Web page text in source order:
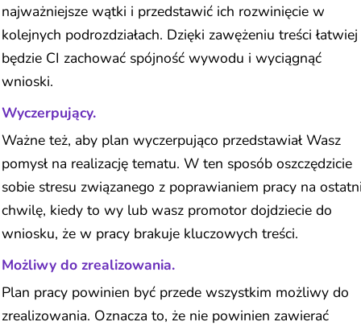
najważniejsze wątki i przedstawić ich rozwinięcie w
kolejnych podrozdziałach. Dzięki zawężeniu treści łatwiej
będzie CI zachować spójność wywodu i wyciągnąć
wnioski.
Wyczerpujący.
Ważne też, aby plan wyczerpująco przedstawiał Wasz
pomysł na realizację tematu. W ten sposób oszczędzicie
sobie stresu związanego z poprawianiem pracy na
chwilę, kiedy to wy lub wasz promotor dojdziecie do
wniosku, że w pracy brakuje kluczowych treści.
Możliwy do zrealizowania.
Plan pracy powinien być przede wszystkim możliwy do
zrealizowania. Oznacza to, że nie powinien zawierać